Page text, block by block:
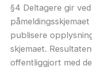
§4 Deltagere gir
publisere
skjemaet.
offentliggjort med